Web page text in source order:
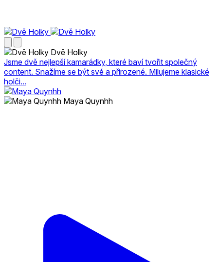
Dvě Holky
Jsme dvě nejlepší kamarádky, které baví tvořit společný
content. Snažíme se být své a přirozené. Milujeme klasické
holči...
Maya Quynhh